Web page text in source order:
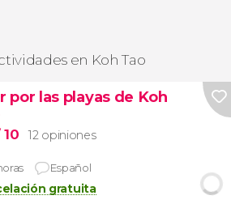
en Koh Tao
por las playas de Koh
10 12 opiniones
Español
gratuita